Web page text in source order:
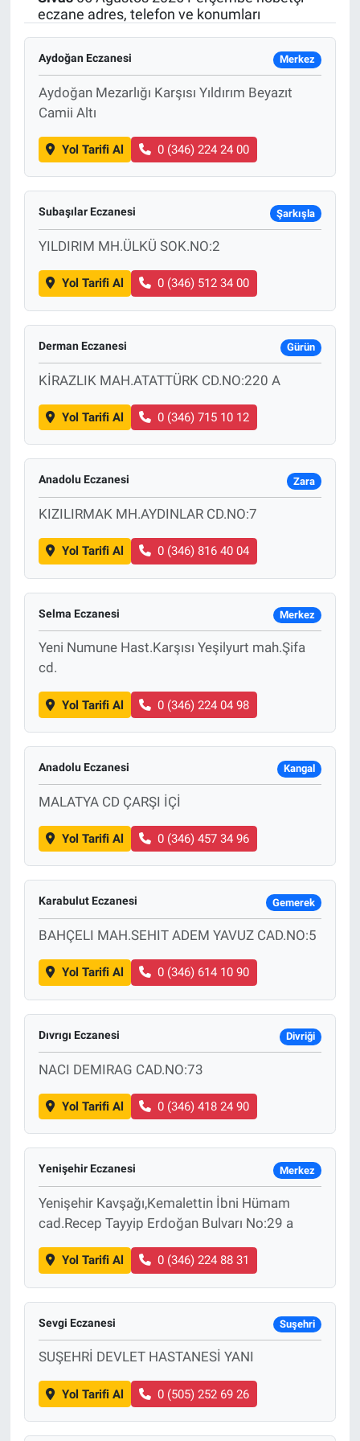
eczane adres, telefon ve konumları
Aydoğan Eczanesi Merkez
Aydoğan Mezarlığı Karşısı Yıldırım Beyazıt
Camii Altı
Yol Tarifi Al 0 (346) 224 24 00
Subaşılar Eczanesi Şarkışla
YILDIRIM MH.ÜLKÜ SOK.NO:2
Yol Tarifi Al 0 (346) 512 34 00
Derman Eczanesi Gürün
KİRAZLIK MAH.ATATTÜRK CD.NO:220 A
Yol Tarifi Al 0 (346) 715 10 12
Anadolu Eczanesi Zara
KIZILIRMAK MH.AYDINLAR CD.NO:7
Yol Tarifi Al 0 (346) 816 40 04
Selma Eczanesi Merkez
Yeni Numune Hast.Karşısı Yeşilyurt mah.Şifa
cd.
Yol Tarifi Al 0 (346) 224 04 98
Anadolu Eczanesi Kangal
MALATYA CD ÇARŞI İÇİ
Yol Tarifi Al 0 (346) 457 34 96
Karabulut Eczanesi Gemerek
BAHÇELI MAH.SEHIT ADEM YAVUZ CAD.NO:5
Yol Tarifi Al 0 (346) 614 10 90
Dıvrıgı Eczanesi Divriği
NACI DEMIRAG CAD.NO:73
Yol Tarifi Al 0 (346) 418 24 90
Yenişehir Eczanesi Merkez
Yenişehir Kavşağı,Kemalettin İbni Hümam
cad.Recep Tayyip Erdoğan Bulvarı No:29 a
Yol Tarifi Al 0 (346) 224 88 31
Sevgi Eczanesi Suşehri
SUŞEHRİ DEVLET HASTANESİ YANI
Yol Tarifi Al 0 (505) 252 69 26
EĞİTİM
ÖZEL HABER
Keşfet
ASTROLOJİ
MANŞET
RESMİ İLANLAR
Yaşam
Gözden Kaçmasın
İletişim (Künye)